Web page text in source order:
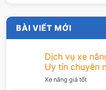
BÀI VIẾT MỚI
Dịch vụ xe
Uy tín chuyên
Xe nâng giá tốt